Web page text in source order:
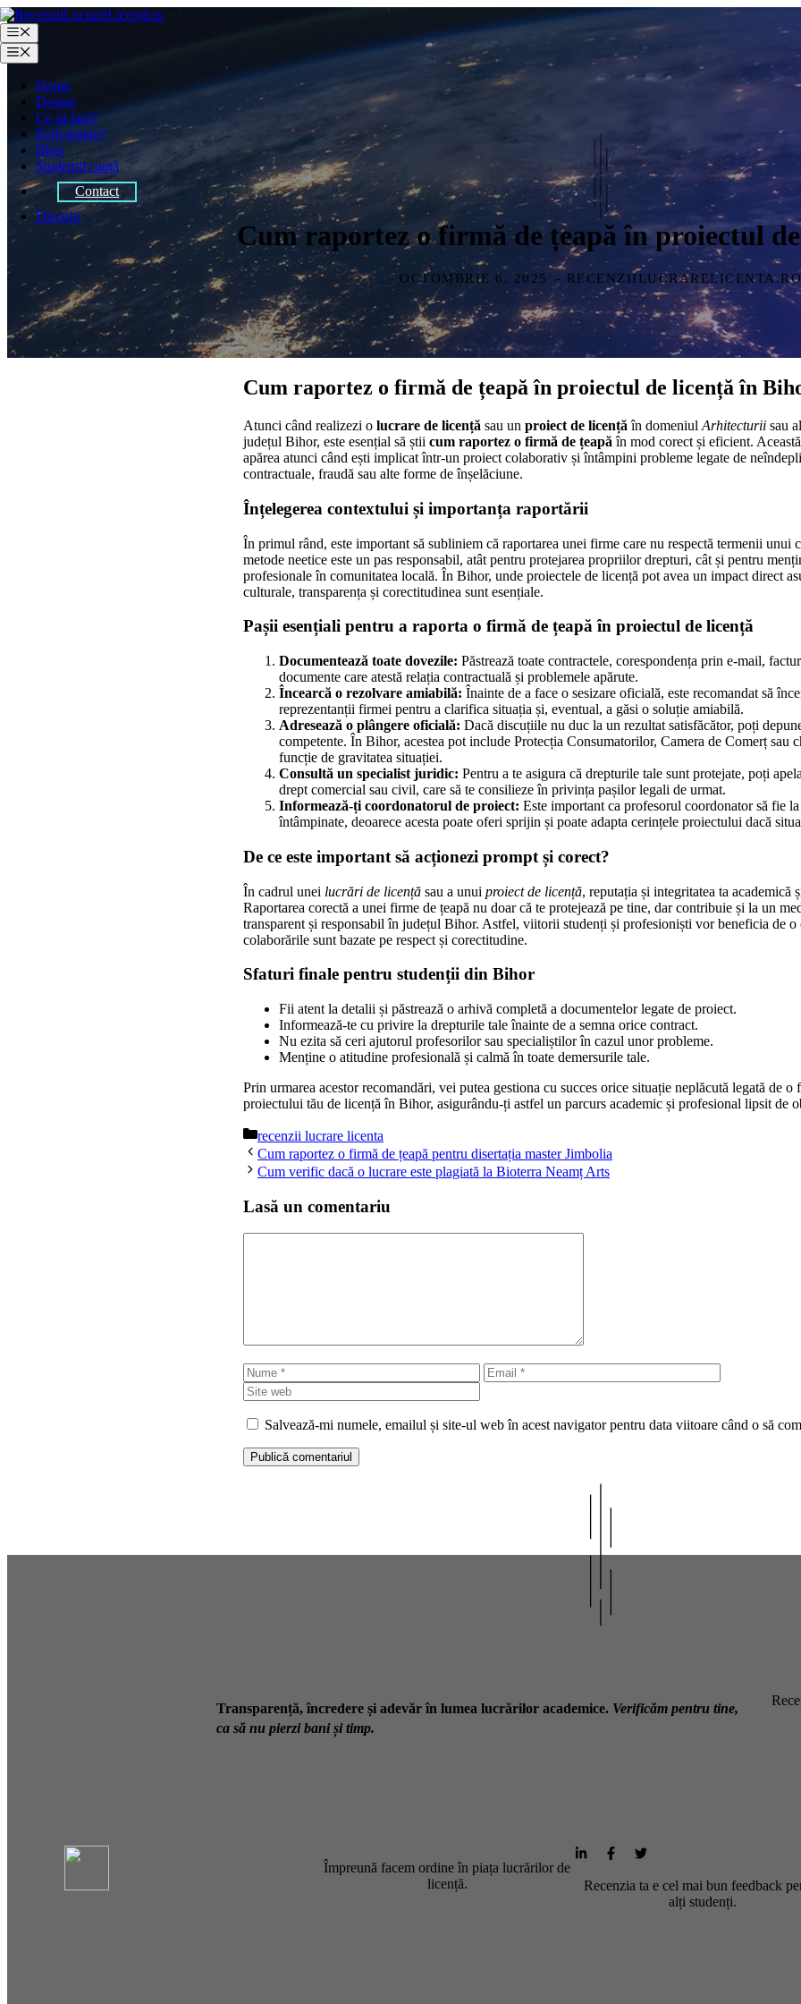
Sari
la
conținut
Meniu
Meniu
Home
Despre
Ce să faci?
Eviți țepele?
Blog
Studenții caută
Contact
Discuții
Cum raportez o firmă de țeapă în proiectul
OCTOMBRIE 6, 2025 - RECENZIILUCRARELICENTA.RO
Cum raportez o firmă de țeapă în proiectul de licență în
Atunci când realizezi o lucrare de licență sau un proiect de licență în domeniul Arhitecturii sau
județul Bihor, este esențial să știi cum raportez o firmă de țeapă în mod corect și eficient.
apărea atunci când ești implicat într-un proiect colaborativ și întâmpini probleme legate de
contractuale, fraudă sau alte forme de înșelăciune.
Înțelegerea contextului și importanța raportării
În primul rând, este important să subliniem că raportarea unei firme care nu respectă termenii unui
metode neetice este un pas responsabil, atât pentru protejarea propriilor drepturi, cât și pentru
profesionale în comunitatea locală. În Bihor, unde proiectele de licență pot avea un impact direct
culturale, transparența și corectitudinea sunt esențiale.
Pașii esențiali pentru a raporta o firmă de țeapă în proiectul de licență
Documentează toate dovezile: Păstrează toate contractele, corespondența prin e-mail,
documente care atestă relația contractuală și problemele apărute.
Încearcă o rezolvare amiabilă: Înainte de a face o sesizare oficială, este recomandat să
reprezentanții firmei pentru a clarifica situația și, eventual, a găsi o soluție amiabilă.
Adresează o plângere oficială: Dacă discuțiile nu duc la un rezultat satisfăcător, poți
competente. În Bihor, acestea pot include Protecția Consumatorilor, Camera de Comerț sau
funcție de gravitatea situației.
Consultă un specialist juridic: Pentru a te asigura că drepturile tale sunt protejate, poți
drept comercial sau civil, care să te consilieze în privința pașilor legali de urmat.
Informează-ți coordonatorul de proiect: Este important ca profesorul coordonator să fie
întâmpinate, deoarece acesta poate oferi sprijin și poate adapta cerințele proiectului dacă
De ce este important să acționezi prompt și corect?
În cadrul unei lucrări de licență sau a unui proiect de licență, reputația și integritatea ta academică
Raportarea corectă a unei firme de țeapă nu doar că te protejează pe tine, dar contribuie și la un
transparent și responsabil în județul Bihor. Astfel, viitorii studenți și profesioniști vor beneficia de o
colaborările sunt bazate pe respect și corectitudine.
Sfaturi finale pentru studenții din Bihor
Fii atent la detalii și păstrează o arhivă completă a documentelor legate de proiect.
Informează-te cu privire la drepturile tale înainte de a semna orice contract.
Nu ezita să ceri ajutorul profesorilor sau specialiștilor în cazul unor probleme.
Menține o atitudine profesională și calmă în toate demersurile tale.
Prin urmarea acestor recomandări, vei putea gestiona cu succes orice situație neplăcută legată de o
proiectului tău de licență în Bihor, asigurându-ți astfel un parcurs academic și profesional lipsit de
Categorii
recenzii lucrare licenta
Cum raportez o firmă de țeapă pentru disertația master Jimbolia
Cum verific dacă o lucrare este plagiată la Bioterra Neamț Arts
Lasă un comentariu
Nume Email
web
Salvează-mi numele, emailul și site-ul web în acest navigator pentru data viitoare când o să
Transparență, încredere și adevăr în lumea lucrărilor academice. Verificăm pentru tine,
ca să nu pierzi bani și timp.
Împreună facem ordine în piața lucrărilor de
licență.
Recenzia ta e cel mai bun feedback
alți studenți.